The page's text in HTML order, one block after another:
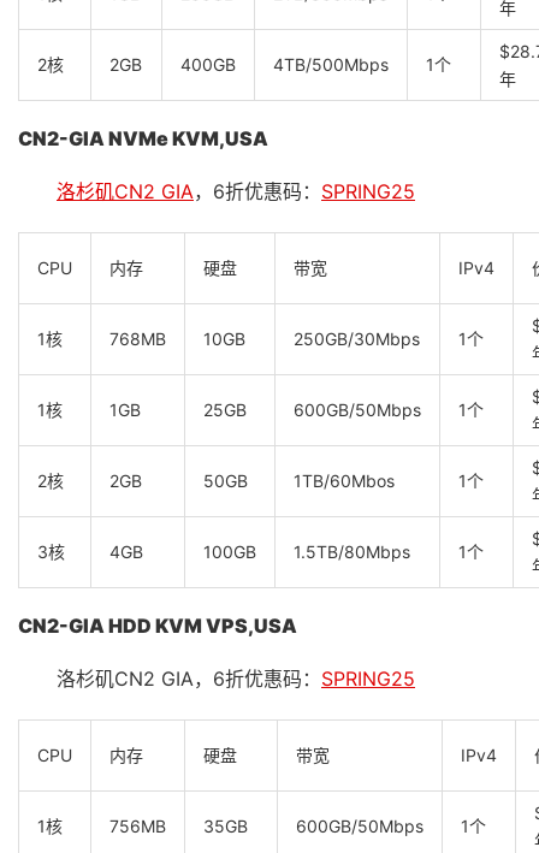
年
2核 2GB 400GB 4TB/500Mbps 1个
年
CN2-GIA NVMe KVM,USA
洛杉矶CN2 GIA，6折优惠码： SPRING25
CPU 内存 硬盘 带宽 IPv4
1核 768MB 10GB 250GB/30Mbps 1个
1核 1GB 25GB 600GB/50Mbps 1个
2核 2GB 50GB 1TB/60Mbos 1个
3核 4GB 100GB 1.5TB/80Mbps 1个
CN2-GIA HDD KVM VPS,USA
洛杉矶CN2 GIA，6折优惠码： SPRING25
CPU 内存 硬盘 带宽 IPv4
1核 756MB 35GB 600GB/50Mbps 1个